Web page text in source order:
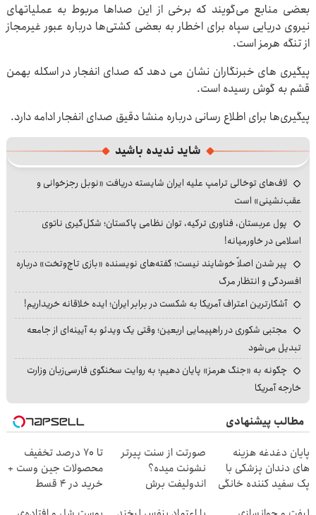
بعضی منابع می‌گویند که برخی از این صداها مربوط به عملیاتهای
نیروی دریایی سپاه برای اخطار به بعضی کشتی‌ها درباره عبور غیرمجاز
از تنگه هرمز است.
پیگیری های خبرنگاران نشان می دهد که صدای انفجار در اسکله بهمن
قشم به گوش رسیده است.
پیگیری‌ها برای اطلاع رسانی درباره منشا دقیق صدای انفجار ادامه دارد.
شاید ندیده باشید
لاف‌های توخالی ترامپ علیه ایران شایسته دریافت «نوبل رجزخوانی و
عقب‌نشینی» است
پول عربستان، فناوری ترکیه، توان نظامی پاکستان؛ شکل‌گیری ناتوی
اسلامی در خاورمیانه!
پیر شدن اصلاً خوشایند نیست؛ گفته‌های نویسنده «بازی تاج‌وتخت» درباره
افسردگی و انتظار مرگ
آشکارترین اعتراف آمریکا به شکست در برابر ایران؛ ایده خلاقانه خریداریم!
مجتبی شکوری در راهپیمایی اربعین؛ وقتی یک ویدئو به آیینه‌ای از جامعه
تبدیل می‌شود
چگونه به «جنگ هرمز» پایان دهیم؛ به روایت سخنگوی فارسی‌زبان وزارت
خارجه آمریکا
مطالب پیشنهادی
پایان دغدغه هزینه
های دندان پزشکی با
پک سفید کننده خانگی
صورتت از سنت پیرتر
نشونت میده؟
اندولیفت برش
تا 70 درصد تخفیف
محصولات جین وست +
خرید در 4 قسط